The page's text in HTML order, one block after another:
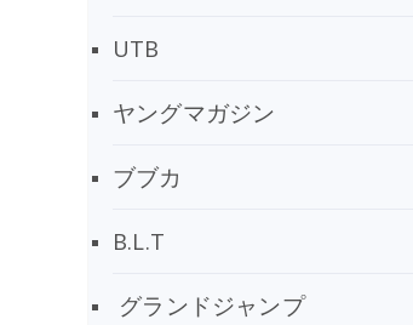
UTB
ヤングマガジン
ブブカ
B.L.T
グランドジャンプ